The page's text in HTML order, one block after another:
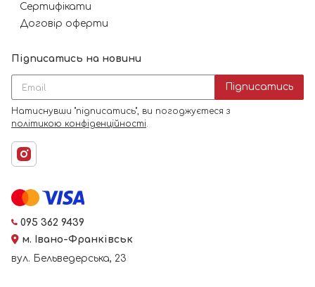
Сертифікати
Договір оферти
Підписатись на новини
Підписатись
Натиснувши "підписатись", ви погоджуєтеся з
політикою конфіденційності.
095 362 9439
м. Івано-Франківськ
вул. Бельведерська, 23